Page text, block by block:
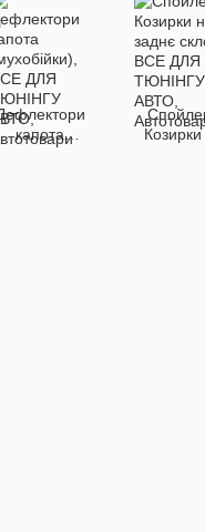
капота
Козирки